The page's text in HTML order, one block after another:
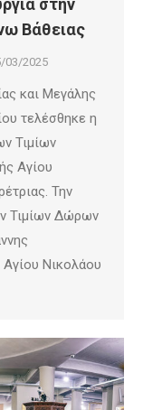
Βάθειας
03/2025
και Μεγάλης
τελέσθηκε η
Τιμίων
Αγίου
Την
Τιμίων Δώρων
Νικολάου